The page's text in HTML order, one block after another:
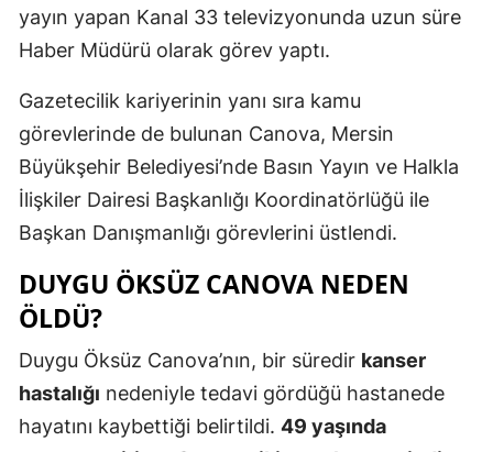
Ardahan
Karabük
Kilis
Düzce
yayın yapan Kanal 33 televizyonunda uzun süre
Haber Müdürü olarak görev yaptı.
Gazetecilik kariyerinin yanı sıra kamu
görevlerinde de bulunan Canova, Mersin
Büyükşehir Belediyesi’nde Basın Yayın ve Halkla
İlişkiler Dairesi Başkanlığı Koordinatörlüğü ile
Başkan Danışmanlığı görevlerini üstlendi.
DUYGU ÖKSÜZ CANOVA NEDEN
ÖLDÜ?
Duygu Öksüz Canova’nın, bir süredir kanser
hastalığı nedeniyle tedavi gördüğü hastanede
hayatını kaybettiği belirtildi. 49 yaşında